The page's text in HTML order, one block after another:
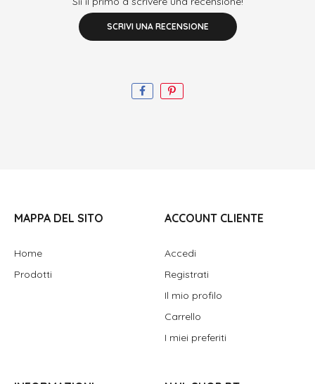
SCRIVI UNA RECENSIONE
MAPPA DEL SITO
Home
Prodotti
ACCOUNT CLIENTE
Accedi
Registrati
Il mio profilo
Carrello
I miei preferiti